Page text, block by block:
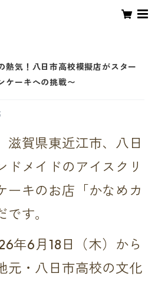
熱気！八日市高校模擬店がスター
ケーキへの挑戦〜
滋賀県東近江市、八日
ドメイドのアイスクリ
ーキのお店「かなめカ
す。
年6月18日（木）から
元・八日市高校の文化